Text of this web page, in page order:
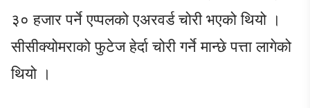
३० हजार पर्ने एप्पलको एअरवर्ड चोरी भएको थियो ।
सीसीक्योमराको फुटेज हेर्दा चोरी गर्ने मान्छे पत्ता लागेको
थियो ।